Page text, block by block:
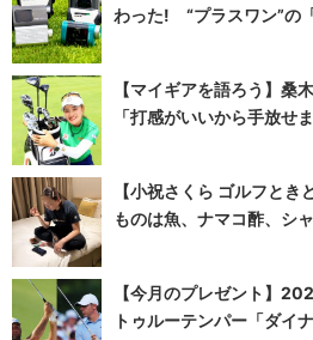
わった! “プラスワン”の
【マイギアを語ろう】
「打感がいいから手放せ
【小祝さくら ゴルフと
ものは魚、ナマコ酢、シ
【今月のプレゼント】
トゥルーテンパー「ダイ